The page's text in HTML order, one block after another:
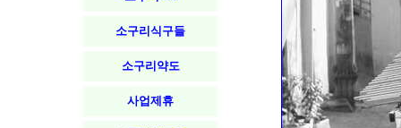
소구리식구들
소구리약도
사업제휴